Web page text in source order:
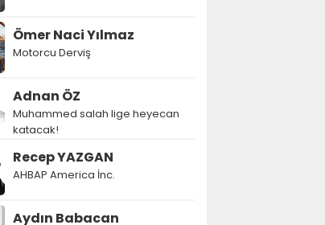
Ömer Naci Yılmaz
Motorcu Derviş
Adnan ÖZ
Muhammed salah lige heyecan
katacak!
Recep YAZGAN
AHBAP America İnc.
Aydın Babacan